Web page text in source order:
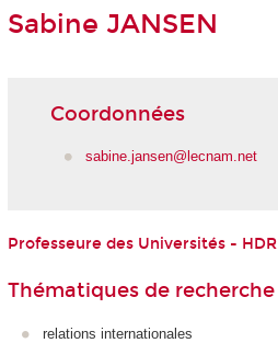
Sabine JANSEN
Coordonnées
sabine.jansen@lecnam.net
Professeure des Universités - HDR
Thématiques de recherche
relations internationales